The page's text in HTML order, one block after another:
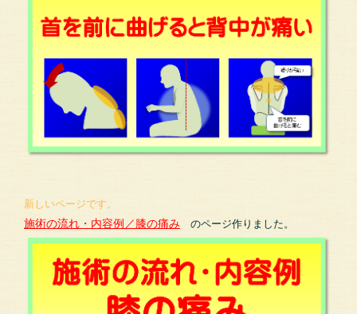
新しいページです。
施術の流れ・内容例／膝の痛み のページ作りました。